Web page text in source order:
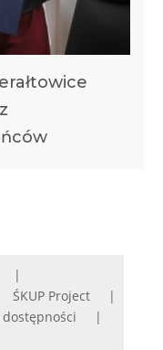
ŚKUP Project